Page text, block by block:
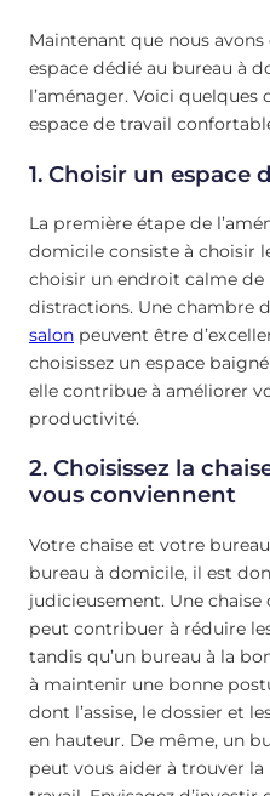
Maintenant que nous
espace dédié au bureau à
l’aménager. Voici quelques
espace de travail
1. Choisir un espace
La première étape de
domicile consiste à choisir
choisir un endroit calme de
distractions. Une chambre
salon peuvent être
choisissez un espace
elle contribue à améliorer
productivité.
2. Choisissez la
vous conviennent
Votre chaise et votre
bureau à domicile, il est
judicieusement. Une
peut contribuer à réduire
tandis qu’un bureau à la
à maintenir une bonne
dont l’assise, le dossier et
en hauteur. De même, un
peut vous aider à trouver